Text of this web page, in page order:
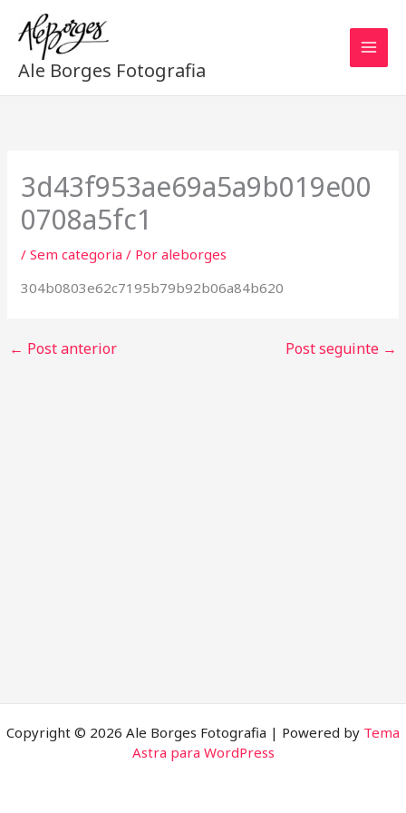
para
conteúdo
Ale Borges Fotografia
3d43f953ae69a5a9b019e00
0708a5fc1
/Sem categoria / Poraleborges
304b0803e62c7195b79b92b06a84b620
← Post anterior Post seguinte →
Copyright © 2026 Ale Borges Fotografia | Powered by Tema
Astra para WordPress